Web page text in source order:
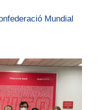
Mundial